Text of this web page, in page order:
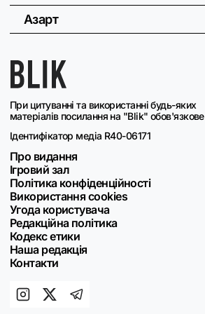
При цитуванні та використанні будь-яких
матеріалів посилання на "Blik" обов'язкове
Ідентифікатор медіа R40-06171
Про видання
Ігровий зал
Політика конфіденційності
Використання cookies
Угода користувача
Редакційна політика
Кодекс етики
Наша редакція
Контакти
Азарт